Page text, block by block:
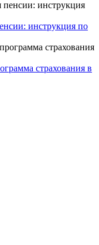
инструкция по
страхования в